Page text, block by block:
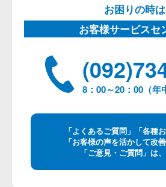
お困りの時は
お客様サービスセ
8：00～20：00（年
「よくあるご質問」「各種
「お客様の声を活かして改
「ご意見・ご質問」は